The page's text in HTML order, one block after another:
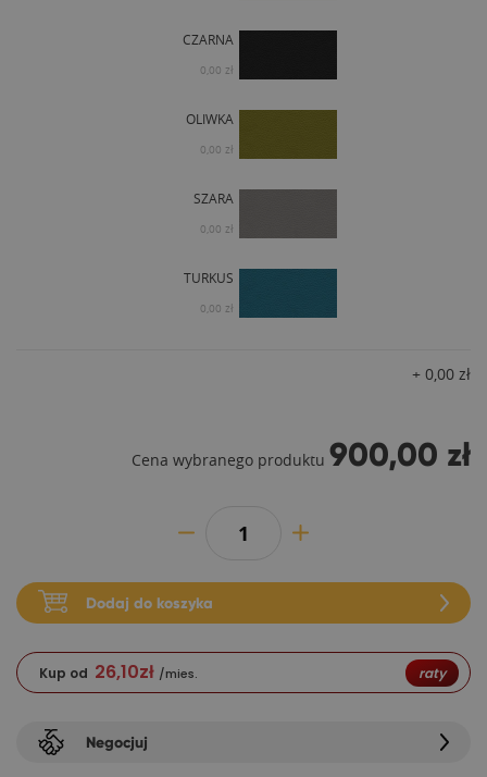
CZARNA
0,00 zł
OLIWKA
0,00 zł
SZARA
0,00 zł
TURKUS
0,00 zł
+ 0,00 zł
Cena wybranego produktu 900,00 zł
Dodaj do koszyka
Kup od 26,10zł /mies. raty
Negocjuj